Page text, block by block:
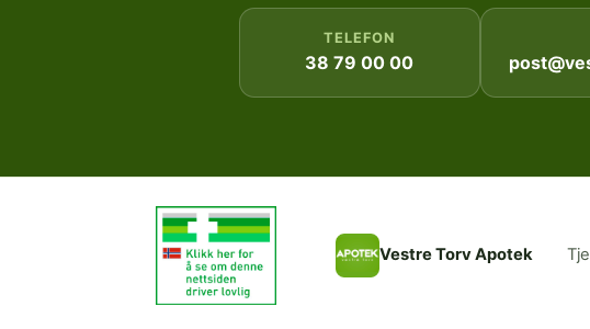
TELEFON
38 79 00 00
Vestre Torv Apotek